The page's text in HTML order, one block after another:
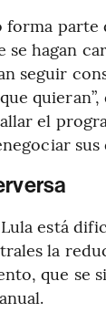
forma parte
se hagan
seguir
el
sus
está
la
que se